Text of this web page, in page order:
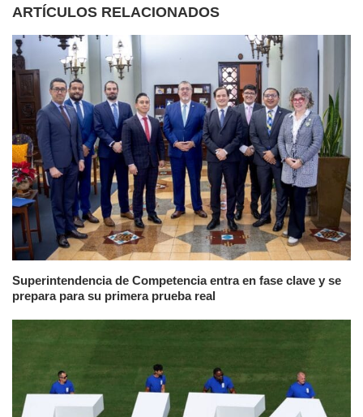
ARTÍCULOS RELACIONADOS
Superintendencia de Competencia entra en fase clave y se
prepara para su primera prueba real